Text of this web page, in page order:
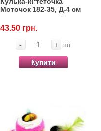
Моточок 182-35, Д-4 см
43.50 грн.
- + шт
Купити